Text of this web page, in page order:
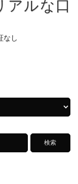
アルな口
なし